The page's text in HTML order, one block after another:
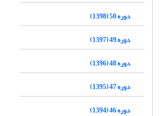
دوره 50 (1398)
دوره 49 (1397)
دوره 48 (1396)
دوره 47 (1395)
دوره 46 (1394)